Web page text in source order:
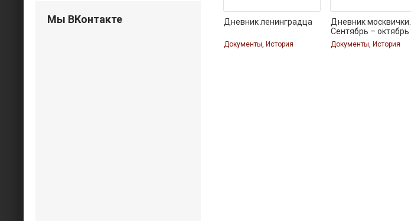
Дневник ленинградца
Документы, История
Дневник москвички.
Сентябрь – октябрь
Документы, История
Мы ВКонтакте